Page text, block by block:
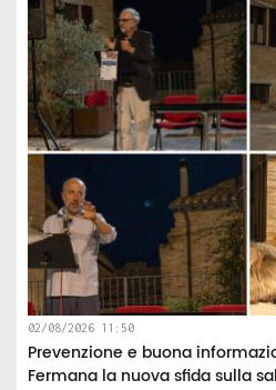
02/08/2026 11:50
Prevenzione e buona
Fermana la nuova sfida sulla